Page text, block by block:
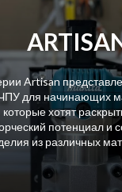
Artisan
для начинающих
которые хотят
потенциал и
из различных